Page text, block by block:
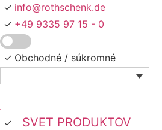
Preskočiť
na
obsah
info@rothschenk.de
+49 9335 97 15 - 0
Obchodné / súkromné
SVET PRODUKTOV